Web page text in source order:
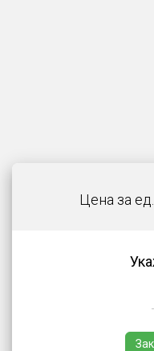
Цена за ед.